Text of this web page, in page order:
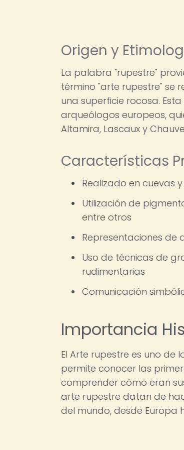
Origen y
La palabra "rupestre"
término "arte rupestre" se
una superficie rocosa.
arqueólogos europeos,
Altamira, Lascaux y
Características
Realizado en cuevas
Utilización de
entre otros
Representaciones de
Uso de técnicas de
rudimentarias
Comunicación
Importancia
El Arte rupestre es uno
permite conocer las
comprender cómo eran
arte rupestre datan de
del mundo, desde Europa